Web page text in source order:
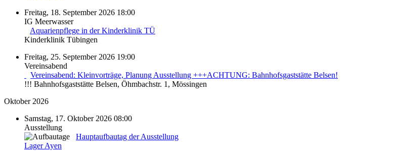
Freitag, 18. September 2026 18:00
IG Meerwasser
Aquarienpflege in der Kinderklinik TÜ
Kinderklinik Tübingen
Freitag, 25. September 2026 19:00
Vereinsabend
Vereinsabend: Kleinvorträge, Planung Ausstellung +++ACHTUNG: Bahnhofsgaststätte Belsen!
!!! Bahnhofsgaststätte Belsen, Öhmbachstr. 1, Mössingen
Oktober 2026
Samstag, 17. Oktober 2026 08:00
Ausstellung
Hauptaufbautag der Ausstellung
Lager Ayen